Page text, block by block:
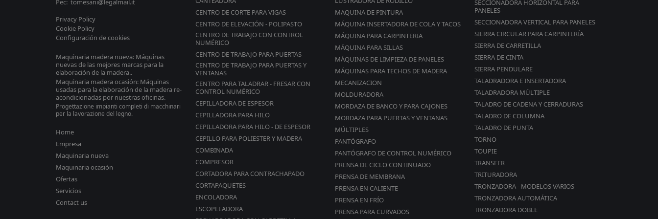
Pec: tomesani@legalmail.it
Privacy Policy
Cookie Policy
Configuración de cookies
Maquinaria madera nueva: Máquinas
nuevas de las mejores marcas para la
elaboración de la madera..
Maquinaria madera ocasión: Máquinas
usadas para la elaboración de la madera re-
acondicionadas por nuestras oficinas.
Progettazione impianti completi di macchinari
per la lavorazione del legno.
Home
Empresa
Maquinaria nueva
Maquinaria ocasión
Ofertas
Servicios
Contact us
CENTRO DE CORTE PARA VIGAS
CENTRO DE ELEVACIÓN - POLIPASTO
CENTRO DE TRABAJO CON CONTROL
NUMÉRICO
CENTRO DE TRABAJO PARA PUERTAS
CENTRO DE TRABAJO PARA PUERTAS Y
VENTANAS
CENTRO PARA TALADRAR - FRESAR CON
CONTROL NUMÉRICO
CEPILLADORA DE ESPESOR
CEPILLADORA PARA HILO
CEPILLADORA PARA HILO - DE ESPESOR
CEPILLO PARA POLIESTER Y MADERA
COMBINADA
COMPRESOR
CORTADORA PARA CONTRACHAPADO
CORTAPAQUETES
ENCOLADORA
ESCOPELADORA
MAQUINA DE PINTURA
MÁQUINA INSERTADORA DE COLA Y TACOS
MÁQUINA PARA CARPINTERIA
MÁQUINA PARA SILLAS
MÁQUINAS DE LIMPIEZA DE PANELES
MÁQUINAS PARA TECHOS DE MADERA
MECANIZACION
MOLDURADORA
MORDAZA DE BANCO Y PARA CAJONES
MORDAZA PARA PUERTAS Y VENTANAS
MÚLTIPLES
PANTÓGRAFO
PANTÓGRAFO DE CONTROL NUMÉRICO
PRENSA DE CICLO CONTINUADO
PRENSA DE MEMBRANA
PRENSA EN CALIENTE
PRENSA EN FRÍO
PRENSA PARA CURVADOS
SECCIONADORA HORIZONTAL PARA
PANELES
SECCIONADORA VERTICAL PARA PANELES
SIERRA CIRCULAR PARA CARPINTERÍA
SIERRA DE CARRETILLA
SIERRA DE CINTA
SIERRA PENDULARE
TALADRADORA E INSERTADORA
TALADRADORA MÚLTIPLE
TALADRO DE CADENA Y CERRADURAS
TALADRO DE COLUMNA
TALADRO DE PUNTA
TORNO
TOUPIE
TRANSFER
TRITURADORA
TRONZADORA - MODELOS VARIOS
TRONZADORA AUTOMÁTICA
TRONZADORA DOBLE